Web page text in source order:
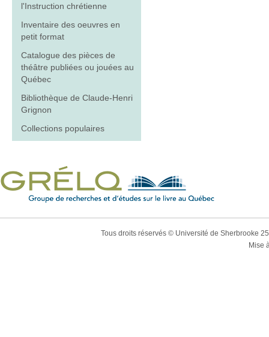
l'Instruction chrétienne
Inventaire des oeuvres en
petit format
Catalogue des pièces de
théâtre publiées ou jouées au
Québec
Bibliothèque de Claude-Henri
Grignon
Collections populaires
Tous droits réservés © Université de Sherbrooke
Mise